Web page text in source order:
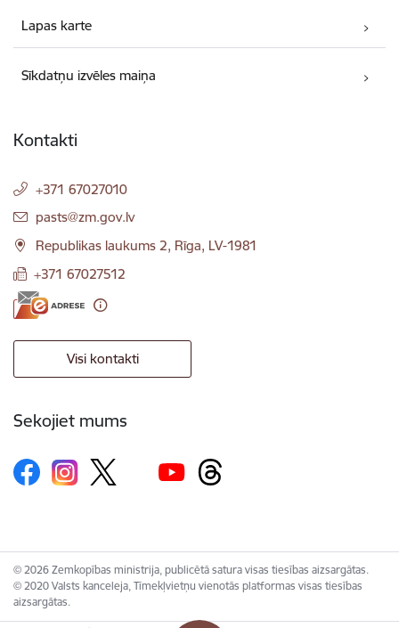
Lapas karte
Sīkdatņu izvēles maiņa
Kontakti
+371 67027010
E-pasts:
pasts@zm.gov.lv
Republikas laukums 2, Rīga, LV-1981
+371 67027512
Visi kontakti
Sekojiet mums
© 2026 Zemkopības ministrija, publicētā satura visas tiesības aizsargātas.
© 2020 Valsts kanceleja, Tīmekļvietņu vienotās platformas visas tiesības
aizsargātas.